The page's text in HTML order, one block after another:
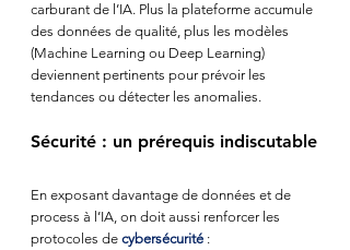
carburant de l’IA. Plus la plateforme accumule
des données de qualité, plus les modèles
(Machine Learning ou Deep Learning)
deviennent pertinents pour prévoir les
tendances ou détecter les anomalies.
Sécurité : un prérequis indiscutable
En exposant davantage de données et de
process à l’IA, on doit aussi renforcer les
protocoles de cybersécurité :